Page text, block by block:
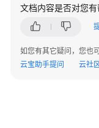
协
与
对
接
文档内容是否对您有
如您有其它疑问，您也
云宝助手提问
云社